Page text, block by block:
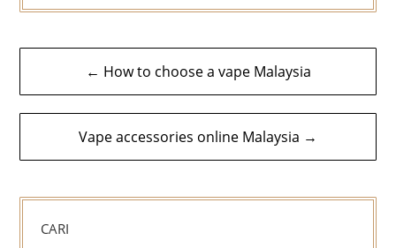
Navigasi
kiriman
← How to choose a vape Malaysia
Vape accessories online Malaysia →
CARI